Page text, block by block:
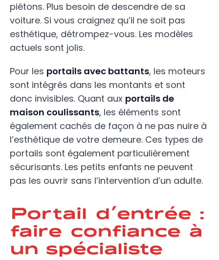
piétons. Plus besoin de descendre de sa
voiture. Si vous craignez qu’il ne soit pas
esthétique, détrompez-vous. Les modèles
actuels sont jolis.
Pour les portails avec battants, les moteurs
sont intégrés dans les montants et sont
donc invisibles. Quant aux portails de
maison coulissants, les éléments sont
également cachés de façon à ne pas nuire à
l’esthétique de votre demeure. Ces types de
portails sont également particulièrement
sécurisants. Les petits enfants ne peuvent
pas les ouvrir sans l’intervention d’un adulte.
Portail d’entrée :
faire confiance à
un spécialiste